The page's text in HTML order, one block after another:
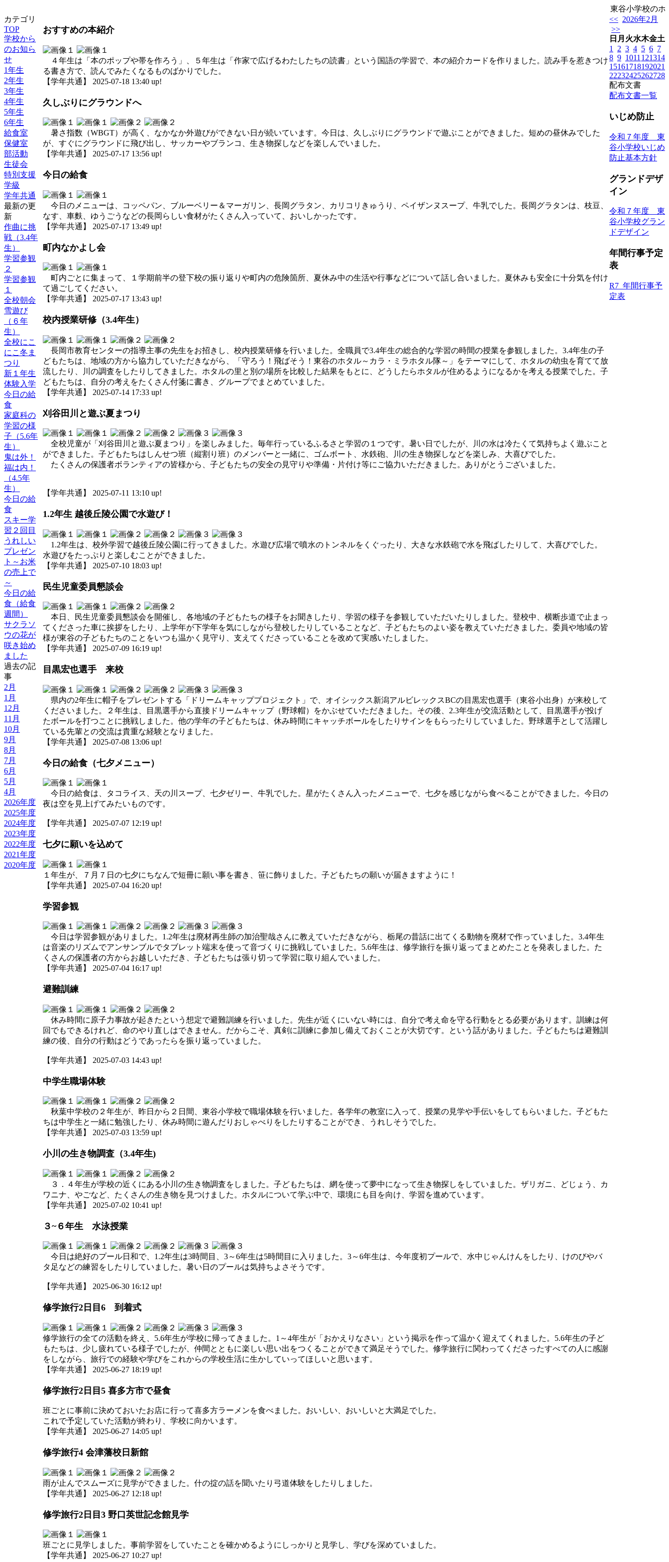
東谷小学校のホ
カテゴリ
TOP
学校から
のお知ら
せ
1年生
2年生
3年生
4年生
5年生
6年生
給食室
保健室
部活動
生徒会
特別支援
学級
学年共通
最新の更
新
作曲に挑
戦（3.4年
生）
学習参観
２
学習参観
１
全校朝会
雪遊び
（６年
生）
全校にこ
にこ冬ま
つり
新１年生
体験入学
今日の給
食
家庭科の
学習の様
子（5.6年
生）
鬼は外！
福は内！
（4.5年
生）
今日の給
食
スキー学
習２回目
うれしい
プレゼン
ト～お米
の売上で
～
今日の給
食（給食
週間）
サクラソ
ウの花が
咲き始め
ました
過去の記
事
2月
1月
12月
11月
10月
9月
8月
7月
6月
5月
4月
2026年度
2025年度
2024年度
2023年度
2022年度
2021年度
2020年度
おすすめの本紹介
４年生は「本のポップや帯を作ろう」、５年生は「作家で広げるわたしたちの読書」という国語の学習で、本の紹介カードを作りました。読み手を惹きつけ
る書き方で、読んでみたくなるものばかりでした。
【学年共通】 2025-07-18 13:40 up!
久しぶりにグラウンドへ
暑さ指数（WBGT）が高く、なかなか外遊びができない日が続いています。今日は、久しぶりにグラウンドで遊ぶことができました。短めの昼休みでした
が、すぐにグラウンドに飛び出し、サッカーやブランコ、生き物探しなどを楽しんでいました。
【学年共通】 2025-07-17 13:56 up!
今日の給食
今日のメニューは、コッペパン、ブルーベリー＆マーガリン、長岡グラタン、カリコリきゅうり、ペイザンヌスープ、牛乳でした。長岡グラタンは、枝豆、
なす、車麩、ゆうごうなどの長岡らしい食材がたくさん入っていて、おいしかったです。
【学年共通】 2025-07-17 13:49 up!
町内なかよし会
町内ごとに集まって、１学期前半の登下校の振り返りや町内の危険箇所、夏休み中の生活や行事などについて話し合いました。夏休みも安全に十分気を付け
て過ごしてください。
【学年共通】 2025-07-17 13:43 up!
校内授業研修（3.4年生）
長岡市教育センターの指導主事の先生をお招きし、校内授業研修を行いました。全職員で3.4年生の総合的な学習の時間の授業を参観しました。3.4年生の子
どもたちは、地域の方から協力していただきながら、「守ろう！飛ばそう！東谷のホタル～カラ・ミラホタル隊～」をテーマにして、ホタルの幼虫を育てて放
流したり、川の調査をしたりしてきました。ホタルの里と別の場所を比較した結果をもとに、どうしたらホタルが住めるようになるかを考える授業でした。子
どもたちは、自分の考えをたくさん付箋に書き、グループでまとめていました。
【学年共通】 2025-07-14 17:33 up!
刈谷田川と遊ぶ夏まつり
全校児童が「刈谷田川と遊ぶ夏まつり」を楽しみました。毎年行っているふるさと学習の１つです。暑い日でしたが、川の水は冷たくて気持ちよく遊ぶこと
ができました。子どもたちはしんせつ班（縦割り班）のメンバーと一緒に、ゴムボート、水鉄砲、川の生き物探しなどを楽しみ、大喜びでした。
たくさんの保護者ボランティアの皆様から、子どもたちの安全の見守りや準備・片付け等にご協力いただきました。ありがとうございました。
【学年共通】 2025-07-11 13:10 up!
1.2年生 越後丘陵公園で水遊び！
1.2年生は、校外学習で越後丘陵公園に行ってきました。水遊び広場で噴水のトンネルをくぐったり、大きな水鉄砲で水を飛ばしたりして、大喜びでした。
水遊びをたっぷりと楽しむことができました。
【学年共通】 2025-07-10 18:03 up!
民生児童委員懇談会
本日、民生児童委員懇談会を開催し、各地域の子どもたちの様子をお聞きしたり、学習の様子を参観していただいたりしました。登校中、横断歩道で止まっ
てくださった車に挨拶をしたり、上学年が下学年を気にしながら登校したりしていることなど、子どもたちのよい姿を教えていただきました。委員や地域の皆
様が東谷の子どもたちのことをいつも温かく見守り、支えてくださっていることを改めて実感いたしました。
【学年共通】 2025-07-09 16:19 up!
目黒宏也選手 来校
県内の2年生に帽子をプレゼントする「ドリームキャッププロジェクト」で、オイシックス新潟アルビレックスBCの目黒宏也選手（東谷小出身）が来校して
くださいました。２年生は、目黒選手から直接ドリームキャップ（野球帽）をかぶせていただきました。その後、2.3年生が交流活動として、目黒選手が投げ
たボールを打つことに挑戦しました。他の学年の子どもたちは、休み時間にキャッチボールをしたりサインをもらったりしていました。野球選手として活躍し
ている先輩との交流は貴重な経験となりました。
【学年共通】 2025-07-08 13:06 up!
今日の給食（七夕メニュー）
今日の給食は、タコライス、天の川スープ、七夕ゼリー、牛乳でした。星がたくさん入ったメニューで、七夕を感じながら食べることができました。今日の
夜は空を見上げてみたいものです。
【学年共通】 2025-07-07 12:19 up!
七夕に願いを込めて
１年生が、７月７日の七夕にちなんで短冊に願い事を書き、笹に飾りました。子どもたちの願いが届きますように！
【学年共通】 2025-07-04 16:20 up!
学習参観
今日は学習参観がありました。1.2年生は廃材再生師の加治聖哉さんに教えていただきながら、栃尾の昔話に出てくる動物を廃材で作っていました。3.4年生
は音楽のリズムでアンサンブルでタブレット端末を使って音づくりに挑戦していました。5.6年生は、修学旅行を振り返ってまとめたことを発表しました。た
くさんの保護者の方からお越しいただき、子どもたちは張り切って学習に取り組んでいました。
【学年共通】 2025-07-04 16:17 up!
避難訓練
休み時間に原子力事故が起きたという想定で避難訓練を行いました。先生が近くにいない時には、自分で考え命を守る行動をとる必要があります。訓練は何
回でもできるけれど、命のやり直しはできません。だからこそ、真剣に訓練に参加し備えておくことが大切です。という話がありました。子どもたちは避難訓
練の後、自分の行動はどうであったらを振り返っていました。
【学年共通】 2025-07-03 14:43 up!
中学生職場体験
秋葉中学校の２年生が、昨日から２日間、東谷小学校で職場体験を行いました。各学年の教室に入って、授業の見学や手伝いをしてもらいました。子どもた
ちは中学生と一緒に勉強したり、休み時間に遊んだりおしゃべりをしたりすることができ、うれしそうでした。
【学年共通】 2025-07-03 13:59 up!
小川の生き物調査（3.4年生)
３．４年生が学校の近くにある小川の生き物調査をしました。子どもたちは、網を使って夢中になって生き物探しをしていました。ザリガニ、どじょう、カ
ワニナ、やごなど、たくさんの生き物を見つけました。ホタルについて学ぶ中で、環境にも目を向け、学習を進めています。
【学年共通】 2025-07-02 10:41 up!
３~６年生 水泳授業
今日は絶好のプール日和で、1.2年生は3時間目、3～6年生は5時間目に入りました。3～6年生は、今年度初プールで、水中じゃんけんをしたり、けのびやバ
タ足などの練習をしたりしていました。暑い日のプールは気持ちよさそうです。
【学年共通】 2025-06-30 16:12 up!
修学旅行2日目6 到着式
修学旅行の全ての活動を終え、5.6年生が学校に帰ってきました。1～4年生が「おかえりなさい」という掲示を作って温かく迎えてくれました。5.6年生の子ど
もたちは、少し疲れている様子でしたが、仲間とともに楽しい思い出をつくることができて満足そうでした。修学旅行に関わってくださったすべての人に感謝
をしながら、旅行での経験や学びをこれからの学校生活に生かしていってほしいと思います。
【学年共通】 2025-06-27 18:19 up!
修学旅行2日目5 喜多方市で昼食
班ごとに事前に決めておいたお店に行って喜多方ラーメンを食べました。おいしい、おいしいと大満足でした。
これで予定していた活動が終わり、学校に向かいます。
【学年共通】 2025-06-27 14:05 up!
修学旅行4 会津藩校日新館
雨が止んでスムーズに見学ができました。什の掟の話を聞いたり弓道体験をしたりしました。
【学年共通】 2025-06-27 12:18 up!
修学旅行2日目3 野口英世記念館見学
班ごとに見学しました。事前学習をしていたことを確かめるようにしっかりと見学し、学びを深めていました。
【学年共通】 2025-06-27 10:27 up!
<< 2026年2月
>>
日 月 火水木金土
1
2 3 4 5 6 7
8 9 1011 121314
15161718192021
22232425262728
配布文書
配布文書一覧
いじめ防止
令和７年度 東
谷小学校いじめ
防止基本方針
グランドデザ
イン
令和７年度 東
谷小学校グラン
ドデザイン
年間行事予定
表
R7_年間行事予
定表